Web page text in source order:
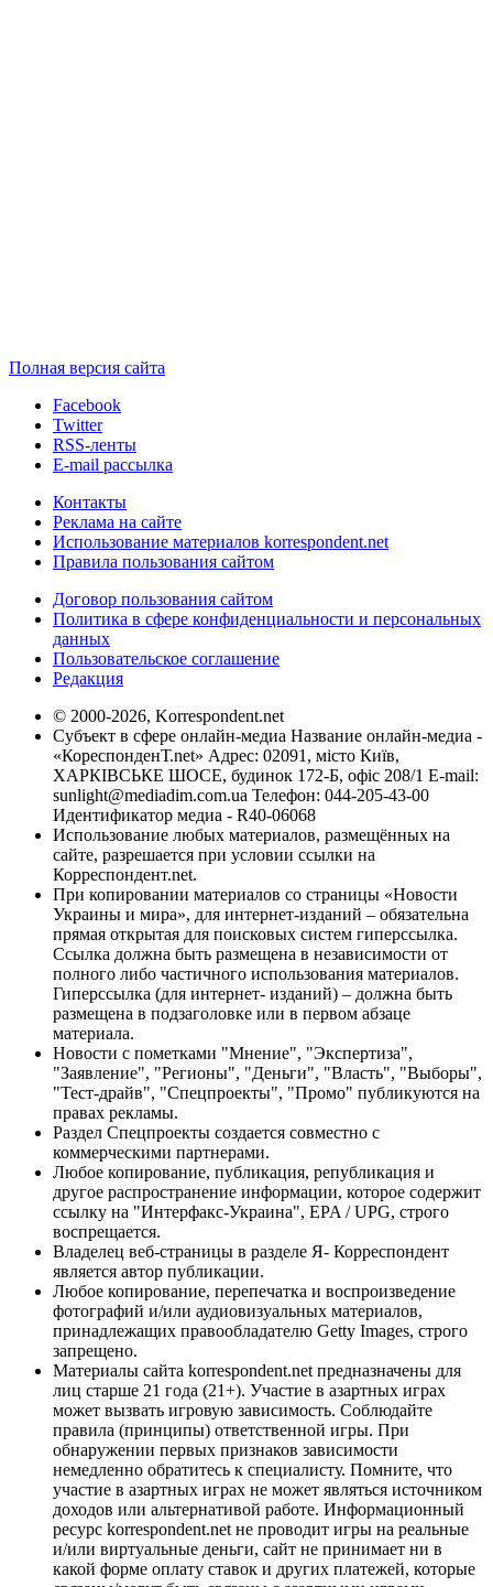
Полная версия сайта
Facebook
Twitter
RSS-ленты
E-mail рассылка
Контакты
Реклама на сайте
Использование материалов korrespondent.net
Правила пользования сайтом
Договор пользования сайтом
Политика в сфере конфиденциальности и персональных
данных
Пользовательское соглашение
Редакция
© 2000-2026, Korrespondent.net
Субъект в сфере онлайн-медиа Название онлайн-медиа -
«КореспонденТ.net» Адрес: 02091, місто Київ,
ХАРКІВСЬКЕ ШОСЕ, будинок 172-Б, офіс 208/1 E-mail:
sunlight@mediadim.com.ua Телефон: 044-205-43-00
Идентификатор медиа - R40-06068
Использование любых материалов, размещённых на
сайте, разрешается при условии ссылки на
Корреспондент.net.
При копировании материалов со страницы «Новости
Украины и мира», для интернет-изданий – обязательна
прямая открытая для поисковых систем гиперссылка.
Ссылка должна быть размещена в независимости от
полного либо частичного использования материалов.
Гиперссылка (для интернет- изданий) – должна быть
размещена в подзаголовке или в первом абзаце
материала.
Новости с пометками "Мнение", "Экспертиза",
"Заявление", "Регионы", "Деньги", "Власть", "Выборы",
"Тест-драйв", "Спецпроекты", "Промо" публикуются на
правах рекламы.
Раздел Спецпроекты создается совместно с
коммерческими партнерами.
Любое копирование, публикация, републикация и
другое распространение информации, которое содержит
ссылку на "Интерфакс-Украина", EPA / UPG, строго
воспрещается.
Владелец веб-страницы в разделе Я- Корреспондент
является автор публикации.
Любое копирование, перепечатка и воспроизведение
фотографий и/или аудиовизуальных материалов,
принадлежащих правообладателю Getty Images, строго
запрещено.
Материалы сайта korrespondent.net предназначены для
лиц старше 21 года (21+). Участие в азартных играх
может вызвать игровую зависимость. Соблюдайте
правила (принципы) ответственной игры. При
обнаружении первых признаков зависимости
немедленно обратитесь к специалисту. Помните, что
участие в азартных играх не может являться источником
доходов или альтернативой работе. Информационный
ресурс korrespondent.net не проводит игры на реальные
и/или виртуальные деньги, сайт не принимает ни в
какой форме оплату ставок и других платежей, которые